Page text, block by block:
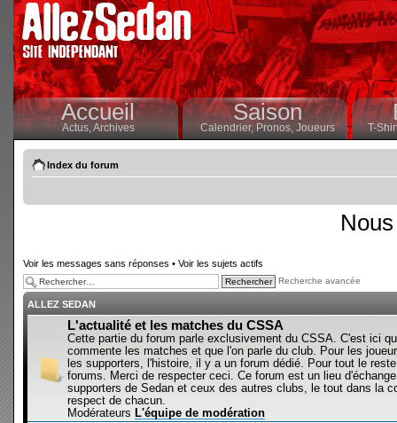
Accueil
Actus,Archives
Saison
Calendrier,Pronos, Joueurs T-
Index du forum
Voir les messages sans réponses • Voir les sujets actifs
Recherche avancée
ALLEZ SEDAN
L'actualité et les matches du CSSA
Cette partie du forum parle exclusivement du CSSA. C'est ici
commente les matches et que l'on parle du club. Pour les
les supporters, l'histoire, il y a un forum dédié. Pour tout le
forums. Merci de respecter ceci. Ce forum est un lieu
supporters de Sedan et ceux des autres clubs, le tout dans la
respect de chacun.
Modérateurs L'équipe de modération